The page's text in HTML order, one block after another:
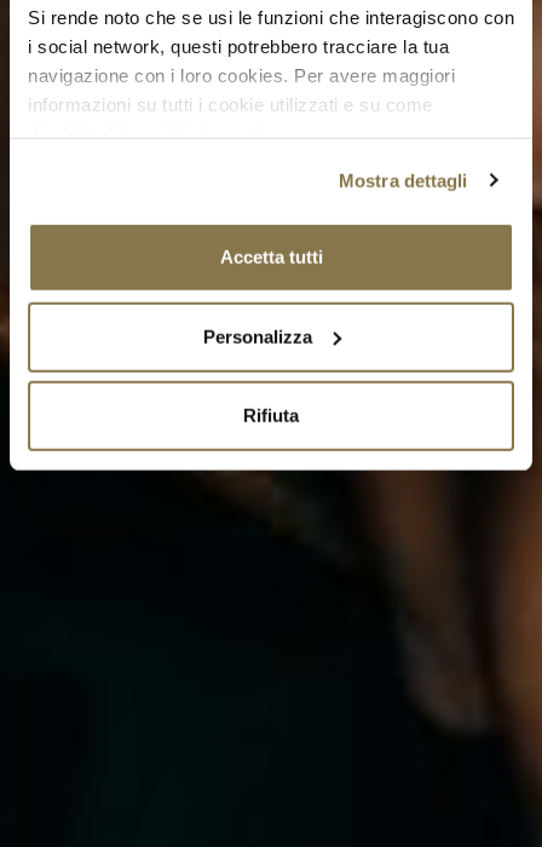
Si rende noto che se usi le funzioni che interagiscono con
i social network, questi potrebbero tracciare la tua
navigazione con i loro cookies. Per avere maggiori
informazioni su tutti i cookie utilizzati e su come
Mostra dettagli
Accetta tutti
Personalizza
Rifiuta